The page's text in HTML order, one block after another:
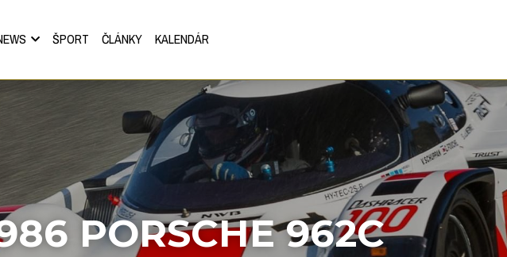
ŠPORT ČLÁNKY KALENDÁR
PORSCHE 962C